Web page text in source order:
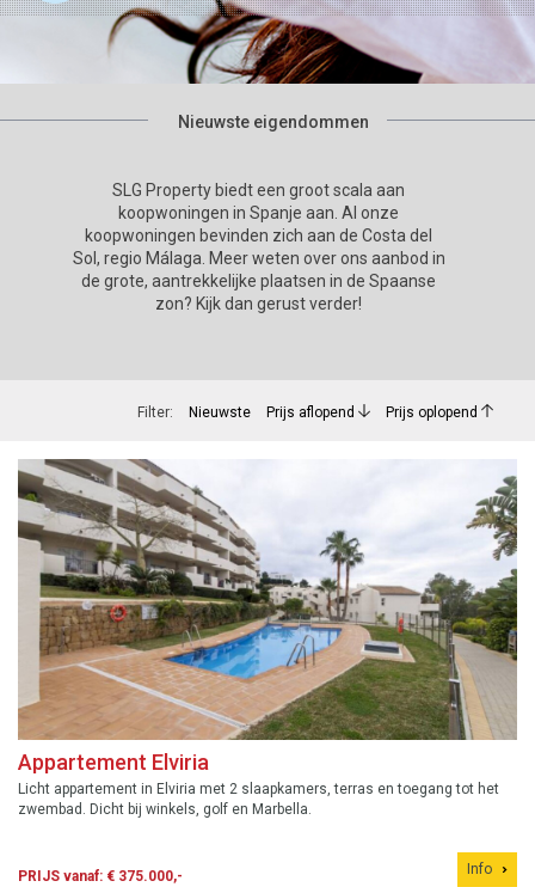
Nieuwste eigendommen
SLG Property biedt een groot scala aan
koopwoningen in Spanje aan. Al onze
koopwoningen bevinden zich aan de Costa del
Sol, regio Málaga. Meer weten over ons aanbod in
de grote, aantrekkelijke plaatsen in de Spaanse
zon? Kijk dan gerust verder!
Filter: Nieuwste Prijs aflopend Prijs oplopend
Appartement Elviria
Licht appartement in Elviria met 2 slaapkamers, terras en toegang tot het
zwembad. Dicht bij winkels, golf en Marbella.
PRIJS vanaf: € 375.000,- Info